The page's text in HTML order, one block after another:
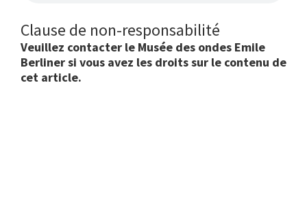
Clause de non-responsabilité
Veuillez contacter le Musée des ondes Emile
Berliner si vous avez les droits sur le contenu de
cet article.